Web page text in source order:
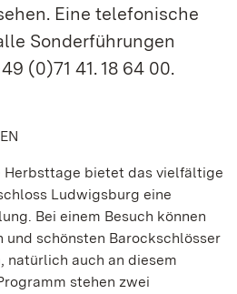
Eine telefonische
Sonderführungen
(0)71 41. 18 64 00.
Herbsttage bietet das vielfältige
Ludwigsburg eine
Bei einem Besuch können
und schönsten Barockschlösser
natürlich auch an diesem
stehen zwei